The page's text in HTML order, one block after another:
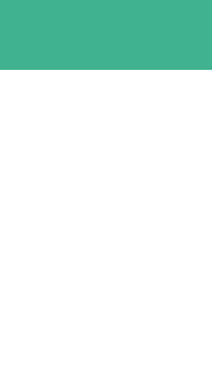
Rückblick